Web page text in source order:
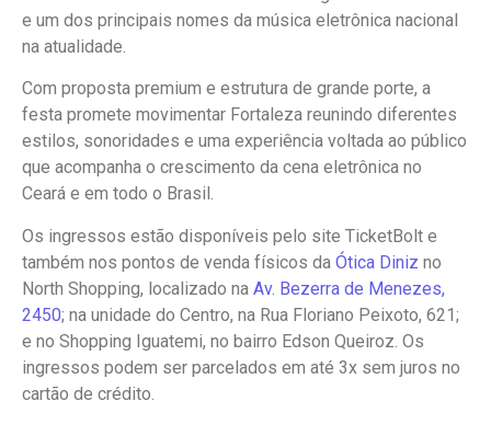
e um dos principais nomes da música eletrônica nacional
na atualidade.
Com proposta premium e estrutura de grande porte, a
festa promete movimentar Fortaleza reunindo diferentes
estilos, sonoridades e uma experiência voltada ao público
que acompanha o crescimento da cena eletrônica no
Ceará e em todo o Brasil.
Os ingressos estão disponíveis pelo site TicketBolt e
também nos pontos de venda físicos da Ótica Diniz no
North Shopping, localizado na Av. Bezerra de Menezes,
2450; na unidade do Centro, na Rua Floriano Peixoto, 621;
e no Shopping Iguatemi, no bairro Edson Queiroz. Os
ingressos podem ser parcelados em até 3x sem juros no
cartão de crédito.